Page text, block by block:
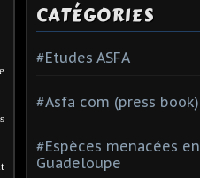
CATÉGORIES
#Etudes ASFA
#Asfa com (press book)
#Espèces menacées en
Guadeloupe